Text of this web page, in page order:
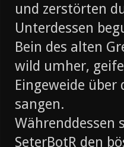
und zerstörten
Unterdessen
Bein des alten
wild umher,
Eingeweide
sangen.
Währenddessen
SeterBotR den